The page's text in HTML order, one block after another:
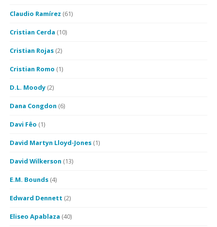
Claudio Ramírez (61)
Cristian Cerda (10)
Cristian Rojas (2)
Cristian Romo (1)
D.L. Moody (2)
Dana Congdon (6)
Davi Fêo (1)
David Martyn Lloyd-Jones (1)
David Wilkerson (13)
E.M. Bounds (4)
Edward Dennett (2)
Eliseo Apablaza (40)